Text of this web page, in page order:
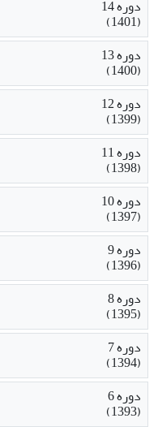
دوره 14
(1401)
دوره 13
(1400)
دوره 12
(1399)
دوره 11
(1398)
دوره 10
(1397)
دوره 9
(1396)
دوره 8
(1395)
دوره 7
(1394)
دوره 6
(1393)